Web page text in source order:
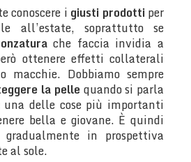
conoscere i giusti prodottiper
all’estate, soprattutto se
che faccia invidia a
ottenere effetti collaterali
macchie. Dobbiamo sempre
la pellequando si parla
una delle cose più importanti
bella e giovane. È quindi
in prospettiva
al sole.